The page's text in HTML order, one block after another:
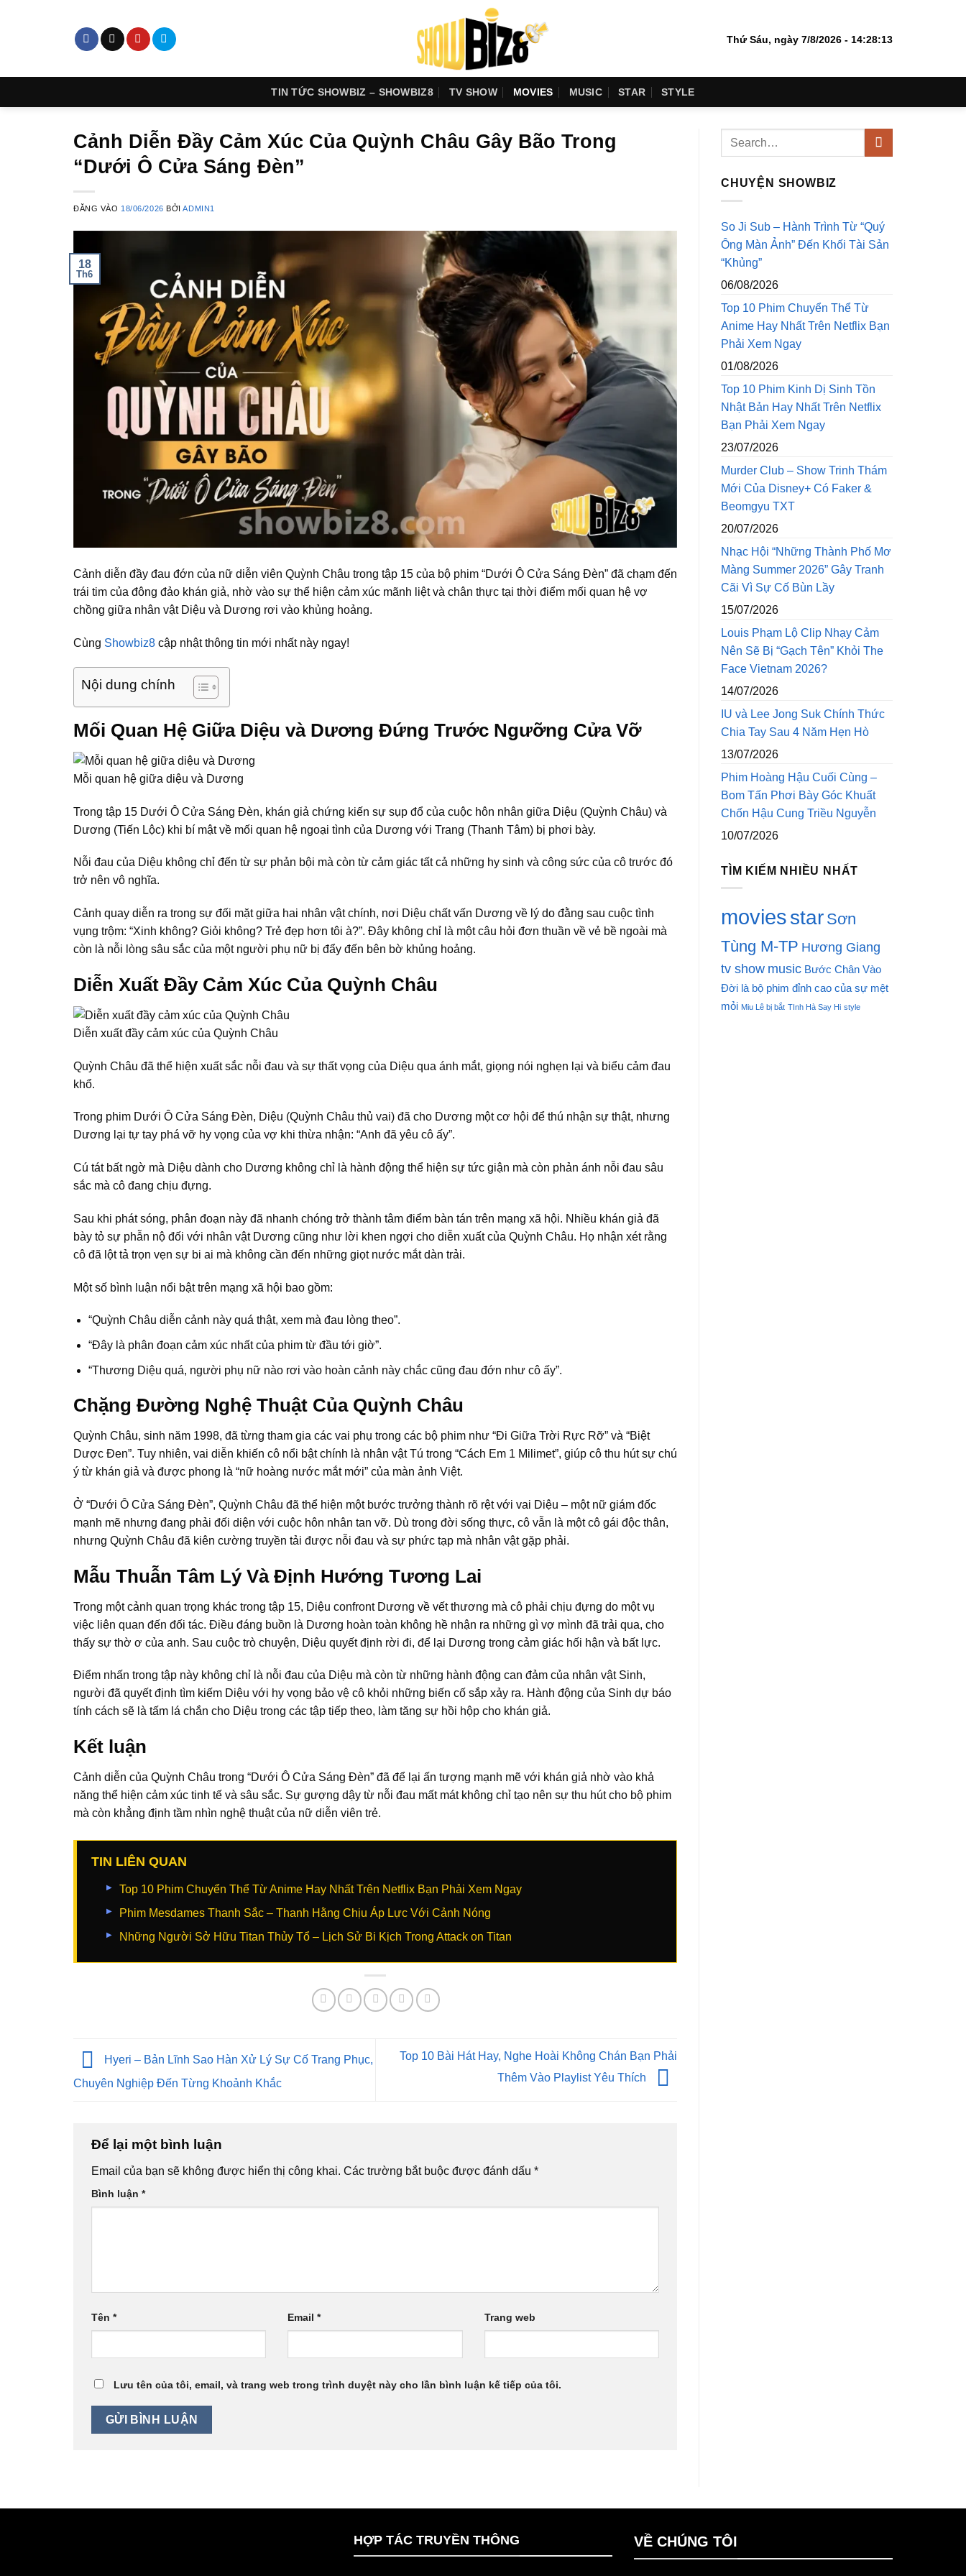
Thứ Sáu, ngày 7/8/2026 - 14:28:14
TIN TỨC SHOWBIZ – SHOWBIZ8 TV SHOW MOVIES MUSIC STAR STYLE
Cảnh Diễn Đầy Cảm Xúc Của Quỳnh Châu Gây Bão Trong
“Dưới Ô Cửa Sáng Đèn”
ĐĂNG VÀO 18/06/2026 BỞIADMIN1
18
Th6
Cảnh diễn đầy đau đớn của nữ diễn viên Quỳnh Châu trong tập 15 của bộ phim “Dưới Ô Cửa Sáng Đèn” đã chạm đến
trái tim của đông đảo khán giả, nhờ vào sự thể hiện cảm xúc mãnh liệt và chân thực tại thời điểm mối quan hệ vợ
chồng giữa nhân vật Diệu và Dương rơi vào khủng hoảng.
Cùng Showbiz8 cập nhật thông tin mới nhất này ngay!
Nội dung chính
Mối Quan Hệ Giữa Diệu và Dương Đứng Trước Ngưỡng Cửa Vỡ
Mỗi quan hệ giữa diệu và Dương
Trong tập 15 Dưới Ô Cửa Sáng Đèn, khán giả chứng kiến sự sụp đổ của cuộc hôn nhân giữa Diệu (Quỳnh Châu) và
Dương (Tiến Lộc) khi bí mật về mối quan hệ ngoại tình của Dương với Trang (Thanh Tâm) bị phơi bày.
Nỗi đau của Diệu không chỉ đến từ sự phản bội mà còn từ cảm giác tất cả những hy sinh và công sức của cô trước đó
trở nên vô nghĩa.
Cảnh quay diễn ra trong sự đối mặt giữa hai nhân vật chính, nơi Diệu chất vấn Dương về lý do đằng sau cuộc tình
vụng trộm: “Xinh không? Giỏi không? Trẻ đẹp hơn tôi à?”. Đây không chỉ là một câu hỏi đơn thuần về vẻ bề ngoài mà
còn là nỗi lòng sâu sắc của một người phụ nữ bị đẩy đến bên bờ khủng hoảng.
Diễn Xuất Đầy Cảm Xúc Của Quỳnh Châu
Diễn xuất đầy cảm xúc của Quỳnh Châu
Quỳnh Châu đã thể hiện xuất sắc nỗi đau và sự thất vọng của Diệu qua ánh mắt, giọng nói nghẹn lại và biểu cảm đau
khổ.
Trong phim Dưới Ô Cửa Sáng Đèn, Diệu (Quỳnh Châu thủ vai) đã cho Dương một cơ hội để thú nhận sự thật, nhưng
Dương lại tự tay phá vỡ hy vọng của vợ khi thừa nhận: “Anh đã yêu cô ấy”.
Cú tát bất ngờ mà Diệu dành cho Dương không chỉ là hành động thể hiện sự tức giận mà còn phản ánh nỗi đau sâu
sắc mà cô đang chịu đựng.
Sau khi phát sóng, phân đoạn này đã nhanh chóng trở thành tâm điểm bàn tán trên mạng xã hội. Nhiều khán giả đã
bày tỏ sự phẫn nộ đối với nhân vật Dương cũng như lời khen ngợi cho diễn xuất của Quỳnh Châu. Họ nhận xét rằng
cô đã lột tả trọn vẹn sự bi ai mà không cần đến những giọt nước mắt dàn trải.
Một số bình luận nổi bật trên mạng xã hội bao gồm:
“Quỳnh Châu diễn cảnh này quá thật, xem mà đau lòng theo”.
“Đây là phân đoạn cảm xúc nhất của phim từ đầu tới giờ”.
“Thương Diệu quá, người phụ nữ nào rơi vào hoàn cảnh này chắc cũng đau đớn như cô ấy”.
Chặng Đường Nghệ Thuật Của Quỳnh Châu
Quỳnh Châu, sinh năm 1998, đã từng tham gia các vai phụ trong các bộ phim như “Đi Giữa Trời Rực Rỡ” và “Biệt
Dược Đen”. Tuy nhiên, vai diễn khiến cô nổi bật chính là nhân vật Tú trong “Cách Em 1 Milimet”, giúp cô thu hút sự chú
ý từ khán giả và được phong là “nữ hoàng nước mắt mới” của màn ảnh Việt.
Ở “Dưới Ô Cửa Sáng Đèn”, Quỳnh Châu đã thể hiện một bước trưởng thành rõ rệt với vai Diệu – một nữ giám đốc
mạnh mẽ nhưng đang phải đối diện với cuộc hôn nhân tan vỡ. Dù trong đời sống thực, cô vẫn là một cô gái độc thân,
nhưng Quỳnh Châu đã kiên cường truyền tải được nỗi đau và sự phức tạp mà nhân vật gặp phải.
Mẫu Thuẫn Tâm Lý Và Định Hướng Tương Lai
Trong một cảnh quan trọng khác trong tập 15, Diệu confront Dương về vết thương mà cô phải chịu đựng do một vụ
việc liên quan đến đối tác. Điều đáng buồn là Dương hoàn toàn không hề nhận ra những gì vợ mình đã trải qua, cho
thấy sự thờ ơ của anh. Sau cuộc trò chuyện, Diệu quyết định rời đi, để lại Dương trong cảm giác hối hận và bất lực.
Điểm nhấn trong tập này không chỉ là nỗi đau của Diệu mà còn từ những hành động can đảm của nhân vật Sinh,
người đã quyết định tìm kiếm Diệu với hy vọng bảo vệ cô khỏi những biến cố sắp xảy ra. Hành động của Sinh dự báo
tính cách sẽ là tấm lá chắn cho Diệu trong các tập tiếp theo, làm tăng sự hồi hộp cho khán giả.
Kết luận
Cảnh diễn của Quỳnh Châu trong “Dưới Ô Cửa Sáng Đèn” đã để lại ấn tượng mạnh mẽ với khán giả nhờ vào khả
năng thể hiện cảm xúc tinh tế và sâu sắc. Sự gượng dậy từ nỗi đau mất mát không chỉ tạo nên sự thu hút cho bộ phim
mà còn khẳng định tầm nhìn nghệ thuật của nữ diễn viên trẻ.
TIN LIÊN QUAN
Top 10 Phim Chuyển Thể Từ Anime Hay Nhất Trên Netflix Bạn Phải Xem Ngay
Phim Mesdames Thanh Sắc – Thanh Hằng Chịu Áp Lực Với Cảnh Nóng
Những Người Sở Hữu Titan Thủy Tổ – Lịch Sử Bi Kịch Trong Attack on Titan
Hyeri – Bản Lĩnh Sao Hàn Xử Lý Sự Cố Trang Phục,
Chuyên Nghiệp Đến Từng Khoảnh Khắc
Top 10 Bài Hát Hay, Nghe Hoài Không Chán Bạn Phải
Thêm Vào Playlist Yêu Thích
Để lại một bình luận
Email của bạn sẽ không được hiển thị công khai. Các trường bắt buộc được đánh dấu *
Bình luận *
Tên * Email* Trang web
Lưu tên của tôi, email, và trang web trong trình duyệt này cho lần bình luận kế tiếp của tôi.
CHUYỆN SHOWBIZ
So Ji Sub – Hành Trình Từ “Quý
Ông Màn Ảnh” Đến Khối Tài Sản
“Khủng”
06/08/2026
Top 10 Phim Chuyển Thể Từ
Anime Hay Nhất Trên Netflix Bạn
Phải Xem Ngay
01/08/2026
Top 10 Phim Kinh Dị Sinh Tồn
Nhật Bản Hay Nhất Trên Netflix
Bạn Phải Xem Ngay
23/07/2026
Murder Club – Show Trinh Thám
Mới Của Disney+ Có Faker &
Beomgyu TXT
20/07/2026
Nhạc Hội “Những Thành Phố Mơ
Màng Summer 2026” Gây Tranh
Cãi Vì Sự Cố Bùn Lầy
15/07/2026
Louis Phạm Lộ Clip Nhạy Cảm
Nên Sẽ Bị “Gạch Tên” Khỏi The
Face Vietnam 2026?
14/07/2026
IU và Lee Jong Suk Chính Thức
Chia Tay Sau 4 Năm Hẹn Hò
13/07/2026
Phim Hoàng Hậu Cuối Cùng –
Bom Tấn Phơi Bày Góc Khuất
Chốn Hậu Cung Triều Nguyễn
10/07/2026
TÌM KIẾM NHIỀU NHẤT
moviesstar Sơn
Tùng M-TP Hương Giang
tv show music Bước Chân Vào
Đời là bộ phim đỉnh cao của sự mệt
mỏi Miu Lê bị bắt TInh Hà Say Hi style
HỢP TÁC TRUYỀN THÔNG VỀ CHÚNG TÔI